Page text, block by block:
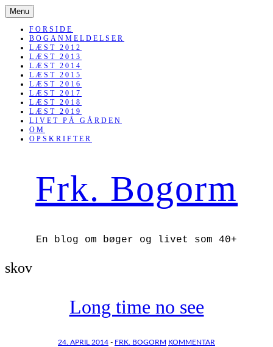
Menu SKIP
TO
CONTENT
FORSIDE
BOGANMELDELSER
LÆST 2012
LÆST 2013
LÆST 2014
LÆST 2015
LÆST 2016
LÆST 2017
LÆST 2018
LÆST 2019
LIVET PÅ GÅRDEN
OM
OPSKRIFTER
Frk. Bogorm
En blog om bøger og livet som 40+
skov
Long time no see
24. APRIL 2014 - FRK. BOGORM KOMMENTAR